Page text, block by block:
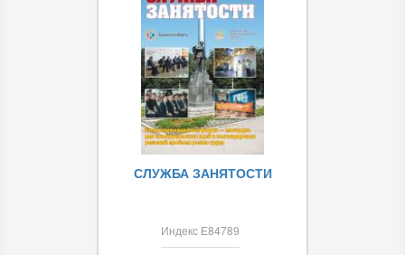
СЛУЖБА ЗАНЯТОСТИ
Индекс Е84789